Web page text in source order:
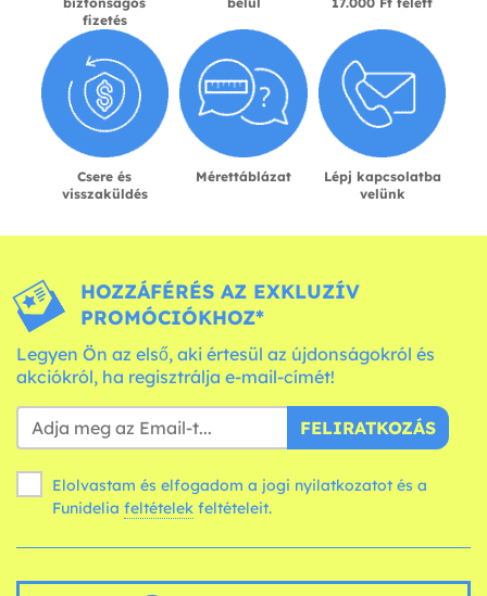
fizetés
Csere és
visszaküldés
Mérettáblázat
Lépj kapcsolatba
velünk
HOZZÁFÉRÉS AZ EXKLUZÍV
PROMÓCIÓKHOZ*
Legyen Ön az első, aki értesül az újdonságokról és
akciókról, ha regisztrálja e-mail-címét!
FELIRATKOZÁS
Elolvastam és elfogadom a jogi nyilatkozatot és a
Funidelia feltételek feltételeit.